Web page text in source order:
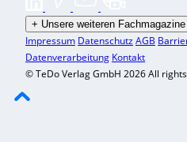
+ Unsere weiteren Fachmagazine
Impressum DatenschutzAGB
Datenverarbeitung Kontakt
© TeDo Verlag GmbH 2026 All